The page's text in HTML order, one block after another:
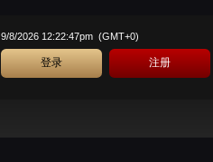
9/8/2026 12:22:47pm (GMT+0)
登录 注册